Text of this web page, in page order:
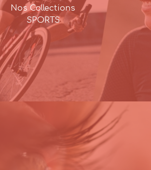
Nos Collections
SPORTS